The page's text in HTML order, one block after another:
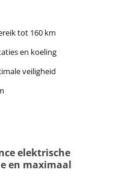
tot 160 km
en koeling
veiligheid
elektrische
en maximaal